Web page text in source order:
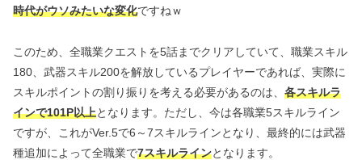
時代がウソみたいな変化ですねｗ
このため、全職業クエストを5話までクリアしていて、職業スキル
180、武器スキル200を解放しているプレイヤーであれば、実際に
スキルポイントの割り振りを考える必要があるのは、 各スキルラ
インで101P以上となります。ただし、今は各職業5スキルライン
ですが、これがVer.5で6～7スキルラインとなり、最終的には武器
種追加によって全職業で7スキルラインとなります。